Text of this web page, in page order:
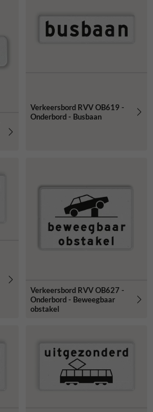
Verkeersbord RVV OB619 -
Onderbord - Busbaan
Verkeersbord RVV OB627 -
Onderbord - Beweegbaar
obstakel